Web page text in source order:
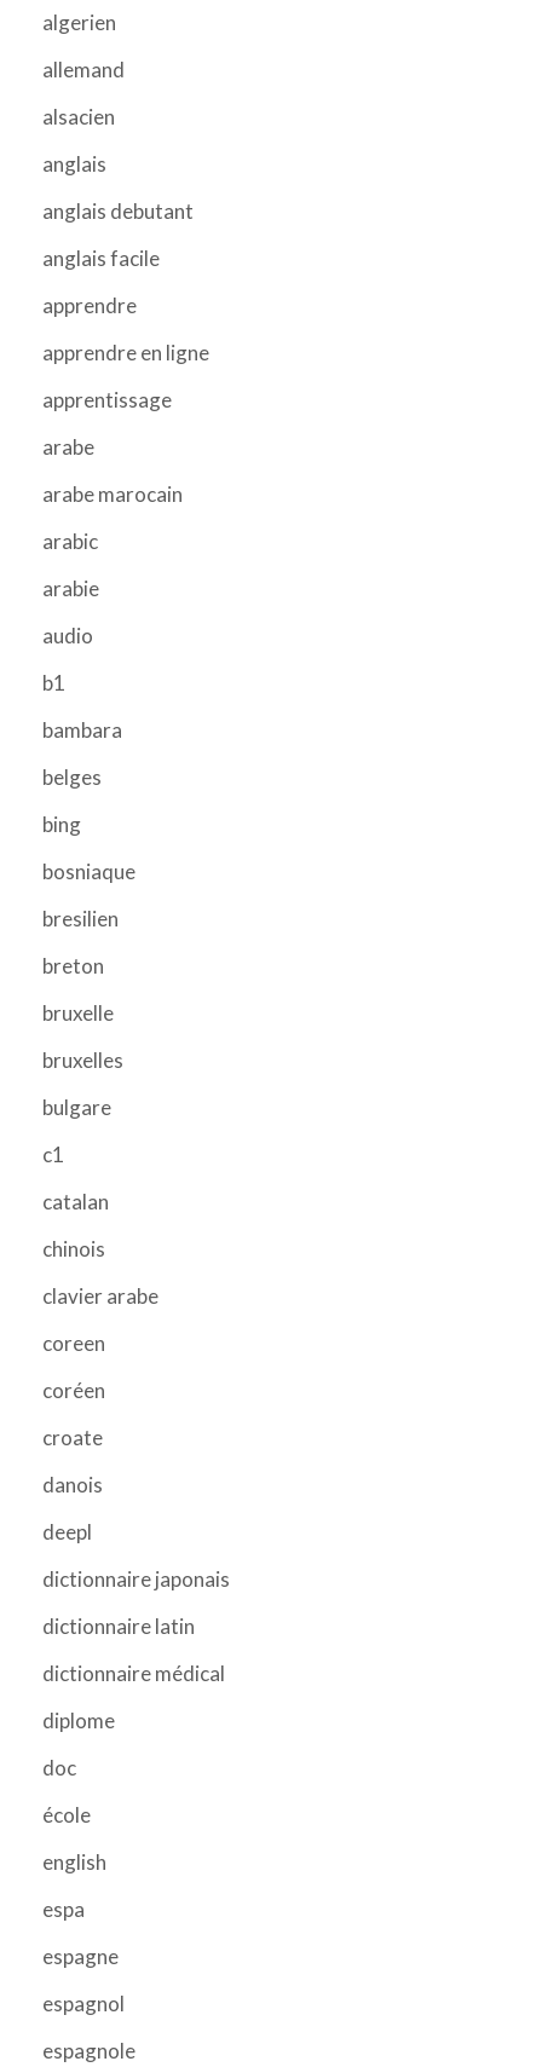
algerien
allemand
alsacien
anglais
anglais debutant
anglais facile
apprendre
apprendre en ligne
apprentissage
arabe
arabe marocain
arabic
arabie
audio
b1
bambara
belges
bing
bosniaque
bresilien
breton
bruxelle
bruxelles
bulgare
c1
catalan
chinois
clavier arabe
coreen
coréen
croate
danois
deepl
dictionnaire japonais
dictionnaire latin
dictionnaire médical
diplome
doc
école
english
espa
espagne
espagnol
espagnole